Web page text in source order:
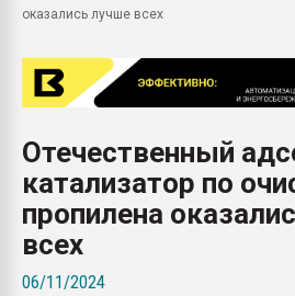
оказались лучше всех
Отечественный
катализатор по
пропилена
всех
06/11/2024